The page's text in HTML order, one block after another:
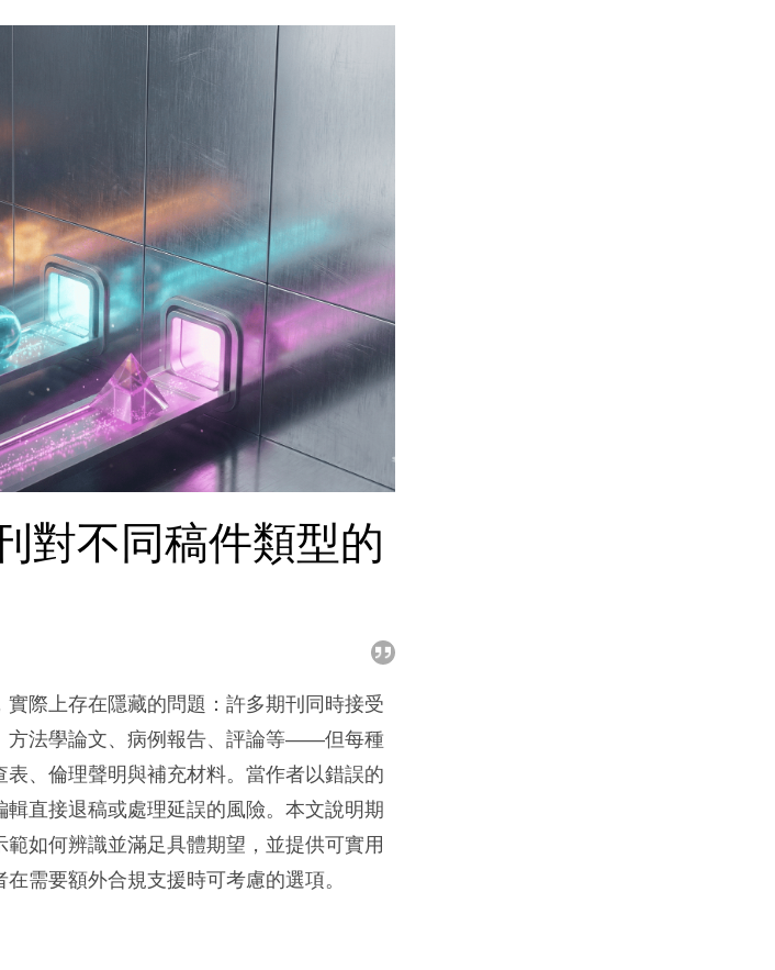
對不同稿件類型的
際上存在隱藏的問題：許多期刊同時接受
法學論文、病例報告、評論等——但每種
、倫理聲明與補充材料。當作者以錯誤的
直接退稿或處理延誤的風險。本文說明期
如何辨識並滿足具體期望，並提供可實用
需要額外合規支援時可考慮的選項。